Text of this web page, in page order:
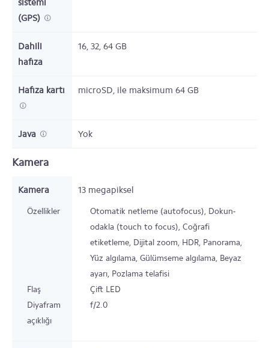
sistemi
(GPS)
Dahili
hafıza
16, 32, 64 GB
Hafıza kartı microSD, ile maksimum 64 GB
Java Yok
Kamera
Kamera 13 megapiksel
Özellikler
Otomatik netleme (autofocus), Dokun-
odakla (touch to focus), Coğrafi
etiketleme, Dijital zoom, HDR, Panorama,
Yüz algılama, Gülümseme algılama, Beyaz
ayarı, Pozlama telafisi
Flaş
Çift LED
Diyafram
açıklığı
f/2.0